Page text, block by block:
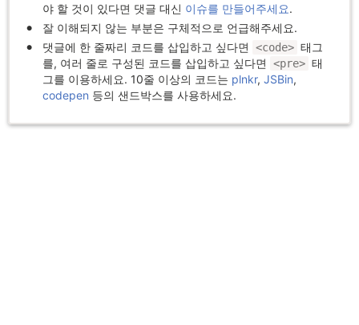
야 할 것이 있다면 댓글 대신 이슈를 만들어주세요.
잘 이해되지 않는 부분은 구체적으로 언급해주세요.
댓글에 한 줄짜리 코드를 삽입하고 싶다면
<code> 태그
를, 여러 줄로 구성된 코드를 삽입하고 싶다면
<pre> 태
그를 이용하세요. 10줄 이상의 코드는 plnkr, JSBin,
codepen 등의 샌드박스를 사용하세요.